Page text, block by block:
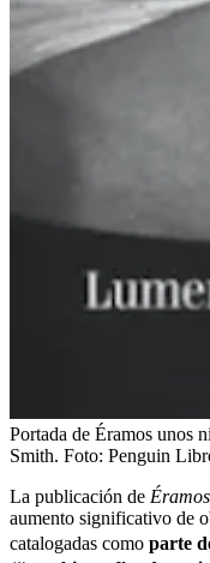
Portada de Éramos unos
Smith. Foto: Penguin
La publicación de
aumento significativo de
catalogadas como parte